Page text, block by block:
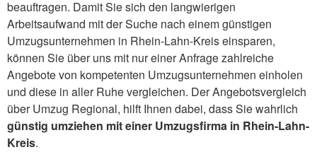
beauftragen. Damit Sie sich den langwierigen
Arbeitsaufwand mit der Suche nach einem günstigen
Umzugsunternehmen in Rhein-Lahn-Kreis einsparen,
können Sie über uns mit nur einer Anfrage zahlreiche
Angebote von kompetenten Umzugsunternehmen einholen
und diese in aller Ruhe vergleichen. Der Angebotsvergleich
über Umzug Regional, hilft Ihnen dabei, dass Sie wahrlich
günstig umziehen mit einer Umzugsfirma in Rhein-Lahn-
Kreis.